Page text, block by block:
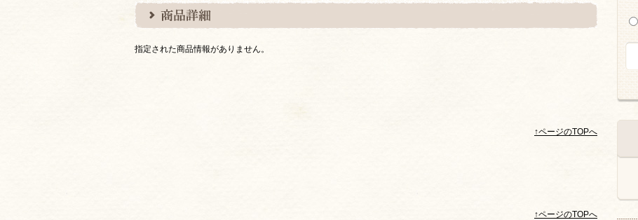
指定された商品情報がありません。
↑ページのTOPへ
↑ページのTOPへ